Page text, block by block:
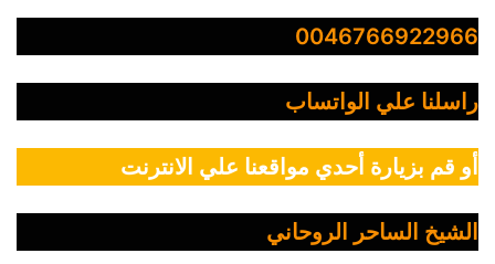
0046766922966
راسلنا علي الواتساب
أو قم بزيارة أحدي مواقعنا علي الانترنت
الشيخ الساحر الروحاني